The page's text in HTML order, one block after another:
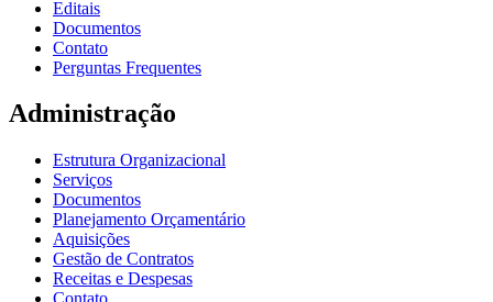
Editais
Documentos
Contato
Perguntas Frequentes
Administração
Estrutura Organizacional
Serviços
Documentos
Planejamento Orçamentário
Aquisições
Gestão de Contratos
Receitas e Despesas